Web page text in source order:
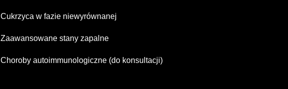
Cukrzyca w fazie niewyrównanej
Zaawansowane stany zapalne
Choroby autoimmunologiczne (do konsultacji)